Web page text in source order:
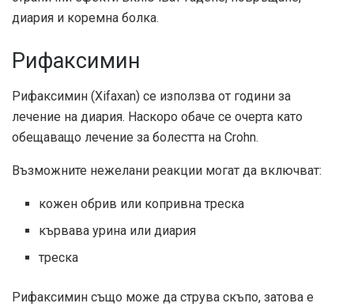
диария и коремна болка.
Рифаксимин
Рифаксимин (Xifaxan) се използва от години за
лечение на диария. Наскоро обаче се очерта като
обещаващо лечение за болестта на Crohn.
Възможните нежелани реакции могат да включват:
кожен обрив или копривна треска
кървава урина или диария
треска
Рифаксимин също може да струва скъпо, затова е